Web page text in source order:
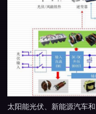
太阳能光伏、新能源汽车